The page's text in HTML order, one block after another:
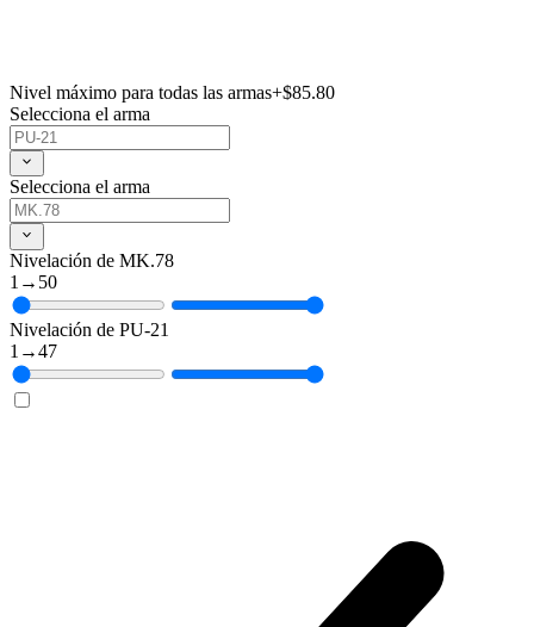
Nivel máximo para todas las armas+$85.80
Selecciona el arma
Selecciona el arma
Nivelación de MK.78
1 → 50
Nivelación de PU-21
1 →47